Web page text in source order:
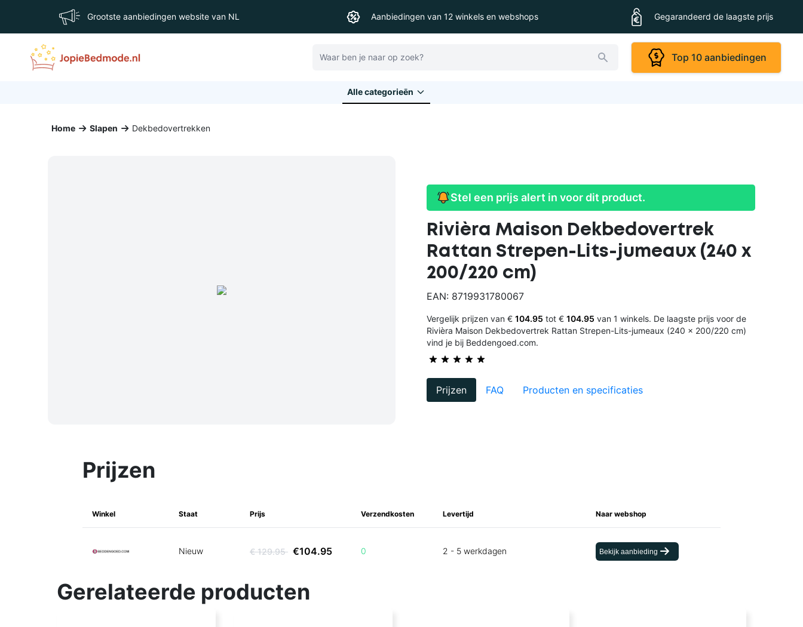
Grootste aanbiedingen website van NL Aanbiedingen van 12 winkels en webshops Gegarandeerd de laagste prijs
Zoeken
Top 10 aanbiedingen
Alle categorieēn
Home Slapen Dekbedovertrekken
Stel een prijs alert in voor dit product.
Rivièra Maison Dekbedovertrek
Rattan Strepen-Lits-jumeaux (240 x
200/220 cm)
EAN: 8719931780067
Vergelijk prijzen van € 104.95 tot € 104.95 van 1 winkels. De laagste prijs voor de
Rivièra Maison Dekbedovertrek Rattan Strepen-Lits-jumeaux (240 x 200/220 cm)
vind je bij Beddengoed.com.
Prijzen FAQ Producten en specificaties
Prijzen
Winkel Staat Prijs Verzendkosten Levertijd Naar webshop
Nieuw € 129.95 €104.95 0 2 - 5 werkdagen Bekijk aanbieding
Gerelateerde producten